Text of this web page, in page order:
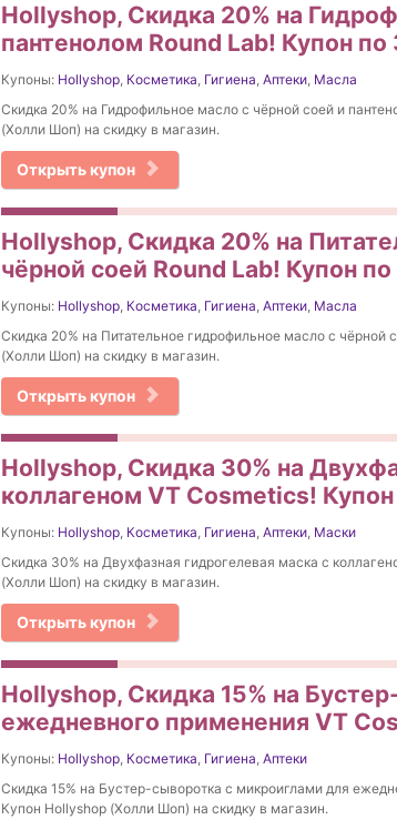
Hollyshop, Скидка 20% на
пантенолом Round Lab! Купон по
Купоны: Hollyshop, Косметика, Гигиена, Аптеки, Масла
Скидка 20% на Гидрофильное масло с чёрной соей и
(Холли Шоп) на скидку в магазин.
Открыть купон
Hollyshop, Скидка 20% на
чёрной соей Round Lab! Купон по
Купоны: Hollyshop, Косметика, Гигиена, Аптеки, Масла
Скидка 20% на Питательное гидрофильное масло с чёрной
(Холли Шоп) на скидку в магазин.
Открыть купон
Hollyshop, Скидка 30% на
коллагеном VT Cosmetics! Купон
Купоны: Hollyshop, Косметика, Гигиена, Аптеки, Маски
Скидка 30% на Двухфазная гидрогелевая маска с
(Холли Шоп) на скидку в магазин.
Открыть купон
Hollyshop, Скидка 15% на
ежедневного применения VT
Купоны: Hollyshop, Косметика, Гигиена, Аптеки
Скидка 15% на Бустер-сыворотка с микроиглами для
Купон Hollyshop (Холли Шоп) на скидку в магазин.